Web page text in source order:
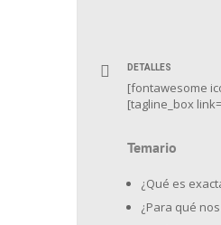
DETALLES
[fontawesome
[tagline_box
Temario
¿Qué es
¿Para qué